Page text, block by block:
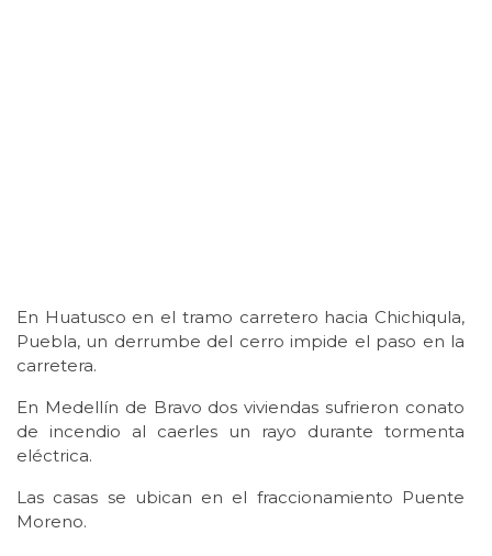
En Huatusco en el tramo carretero hacia Chichiqula,
Puebla, un derrumbe del cerro impide el paso en la
carretera.
En Medellín de Bravo dos viviendas sufrieron conato
de incendio al caerles un rayo durante tormenta
eléctrica.
Las casas se ubican en el fraccionamiento Puente
Moreno.